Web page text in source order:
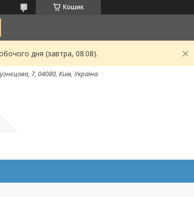
Кошик
дня (завтра, 08.08).
7, 04080, Київ, Україна